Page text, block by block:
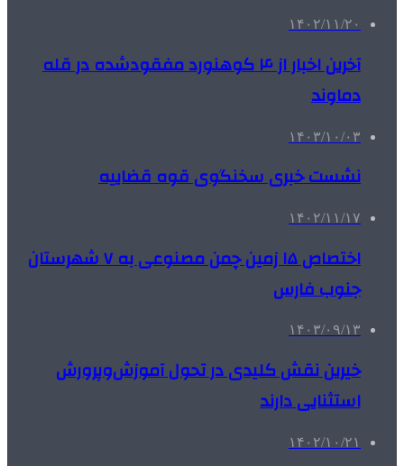
۱۴۰۲/۱۱/۲۰
آخرین اخبار از ۴ کوهنورد مفقودشده در قله
دماوند
۱۴۰۳/۱۰/۰۳
نشست خبری سخنگوی قوه قضاییه
۱۴۰۲/۱۱/۱۷
اختصاص ۱۵ زمین چمن مصنوعی به ۷ شهرستان
جنوب فارس
۱۴۰۳/۰۹/۱۳
خیرین نقش کلیدی در تحول آموزش‌وپرورش
استثنایی دارند
۱۴۰۲/۱۰/۲۱